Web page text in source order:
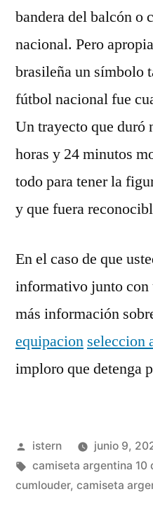
bandera del balcón o
nacional. Pero
brasileña un símbolo
fútbol nacional fue
Un trayecto que duró
horas y 24 minutos
todo para tener la
y que fuera
En el caso de que
informativo junto con
más información
equipacion seleccion
imploro que detenga
Publicado
por
istern junio 9,
Etiquetas:
camiseta argentina 10
cumlouder, camiseta